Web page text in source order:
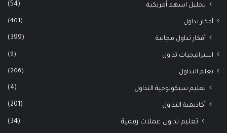
تحليل اسهم أمريكية (54)
أفكار تداول (401)
أفكار تداول مجانية (399)
استراتيجيات تداول (9)
تعلم التداول (206)
تعليم سيكولوجية التداول (4)
أكاديمية التداول (201)
تعليم تداول عملات رقمية (34)